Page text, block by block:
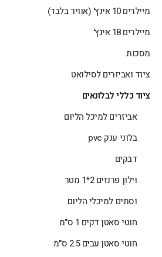
מיילרים 10 אינץ' (אוויר בלבד)
מיילרים 18 אינץ'
מסכות
ציוד ואביזרים לסילואט
ציוד כללי לבלונאים
אביזרים למיכל הליום
בלוני ענק pvc
דבקים
וילון פרנזים 2*1 מטר
וסתים למיכלי הליום
חוטי סאטן דקים 1 ס"מ
חוטי סאטן עבים 2.5 ס"מ